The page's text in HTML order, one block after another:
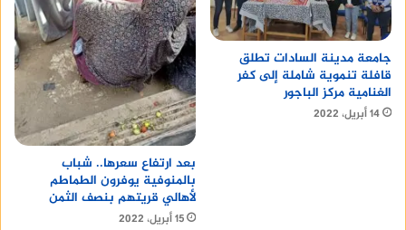
جامعة مدينة السادات تطلق
قافلة تنموية شاملة إلى كفر
الغنامية مركز الباجور
14 أبريل، 2022
بعد ارتفاع سعرها.. شباب
بالمنوفية يوفرون الطماطم
لأهالي قريتهم بنصف الثمن
15 أبريل، 2022